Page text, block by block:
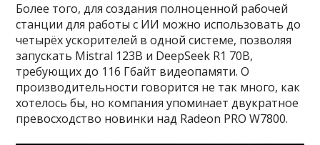
Более того, для создания полноценной рабочей
станции для работы с ИИ можно использовать до
четырёх ускорителей в одной системе, позволяя
запускать Mistral 123B и DeepSeek R1 70B,
требующих до 116 Гбайт видеопамяти. О
производительности говорится не так много, как
хотелось бы, но компания упоминает двукратное
превосходство новинки над Radeon PRO W7800.